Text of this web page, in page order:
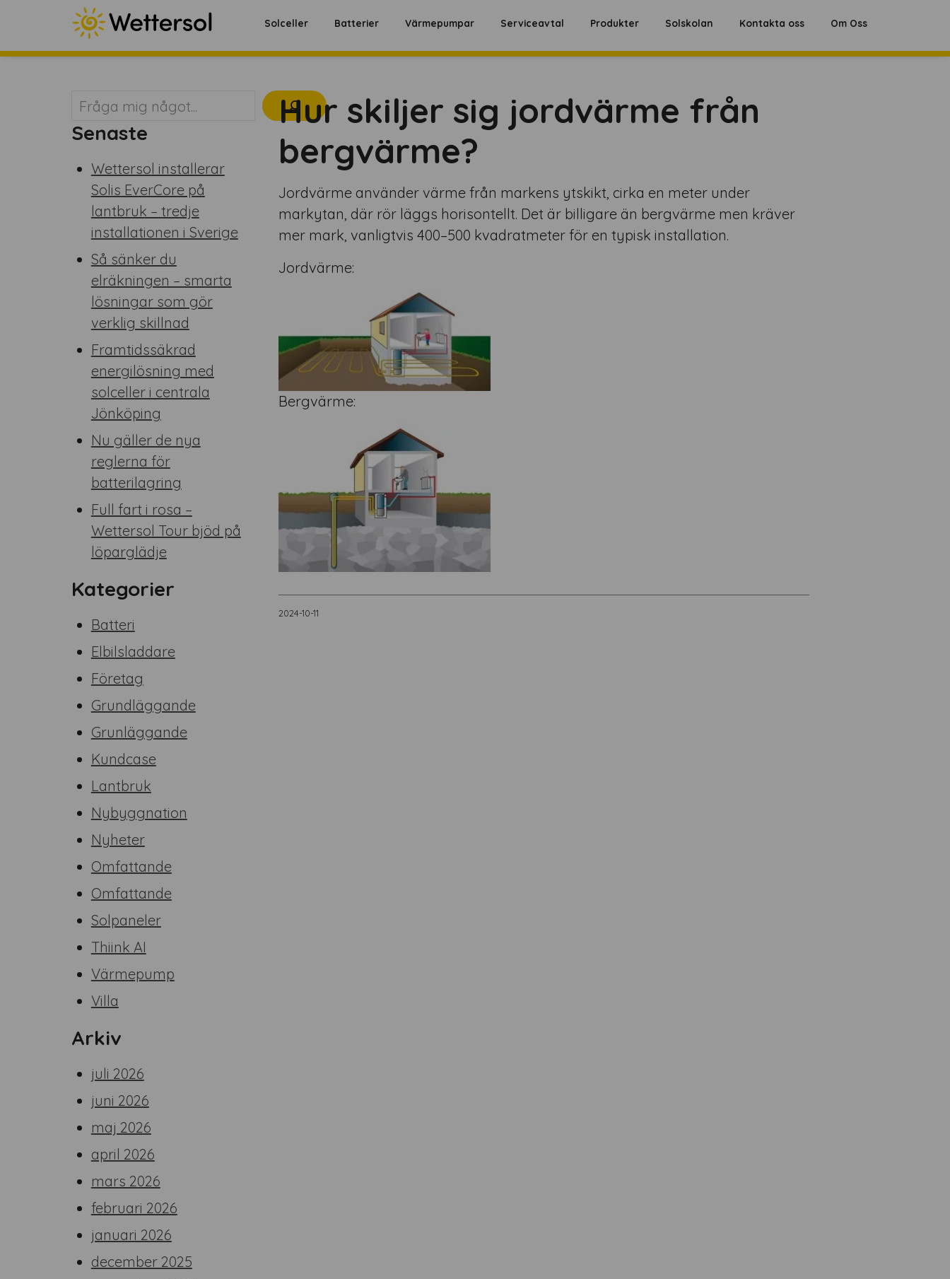
innehåll
Solceller Batterier Värmepumpar Serviceavtal Produkter Solskolan Kontakta oss Om Oss
Sök
Senaste
Wettersol installerar
Solis EverCore på
lantbruk – tredje
installationen i Sverige
Så sänker du
elräkningen – smarta
lösningar som gör
verklig skillnad
Framtidssäkrad
energilösning med
solceller i centrala
Jönköping
Nu gäller de nya
reglerna för
batterilagring
Full fart i rosa –
Wettersol Tour bjöd på
löparglädje
Kategorier
Batteri
Elbilsladdare
Företag
Grundläggande
Grunläggande
Kundcase
Lantbruk
Nybyggnation
Nyheter
Omfattande
Omfattande
Solpaneler
Thiink AI
Värmepump
Villa
Arkiv
juli 2026
juni 2026
maj 2026
april 2026
mars 2026
februari 2026
januari 2026
december 2025
Hur skiljer sig jordvärme från
bergvärme?
Jordvärme använder värme från markens ytskikt, cirka en meter under
markytan, där rör läggs horisontellt. Det är billigare än bergvärme men kräver
mer mark, vanligtvis 400–500 kvadratmeter för en typisk installation​.
Jordvärme:
Bergvärme:
2024-10-11